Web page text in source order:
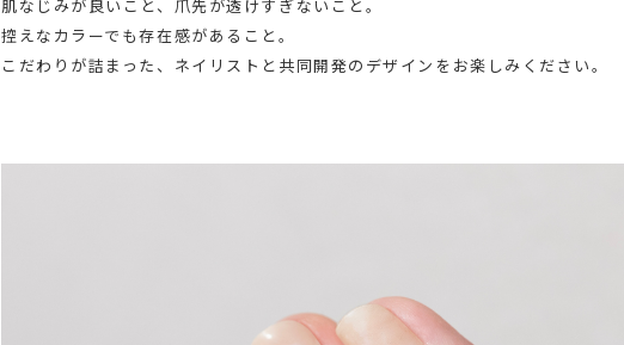
肌なじみが良いこと、爪先が透けすぎないこと。
控えなカラーでも存在感があること。
こだわりが詰まった、ネイリストと共同開発のデザインをお楽しみください。